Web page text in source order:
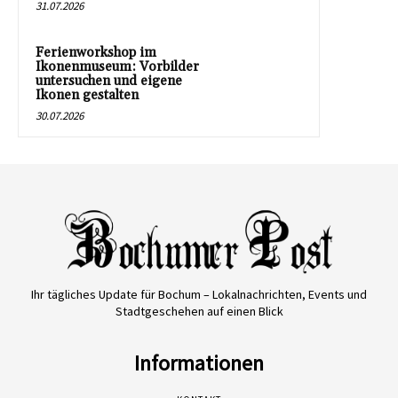
31.07.2026
Ferienworkshop im
Ikonenmuseum: Vorbilder
untersuchen und eigene
Ikonen gestalten
30.07.2026
Ihr tägliches Update für Bochum – Lokalnachrichten, Events und
Stadtgeschehen auf einen Blick
Informationen